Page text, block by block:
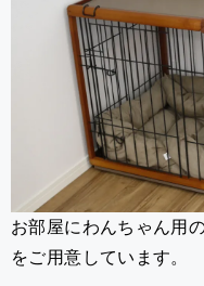
お部屋にわんちゃん用
をご用意しています。